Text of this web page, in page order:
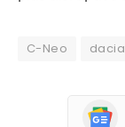
C-Neo dacia